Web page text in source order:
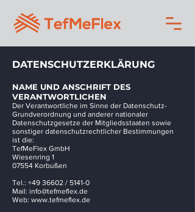
DATENSCHUTZERKLÄRUNG
NAME UND ANSCHRIFT DES
VERANTWORTLICHEN
Der Verantwortliche im Sinne der Datenschutz-
Grundverordnung und anderer nationaler
Datenschutzgesetze der Mitgliedsstaaten sowie
sonstiger datenschutzrechtlicher Bestimmungen
ist die:
TefMeFlex GmbH
Wiesenring 1
07554 Korbußen
Tel.: +49 36602 / 5141-0
Mail: info@tefmeflex.de
Web: www.tefmeflex.de